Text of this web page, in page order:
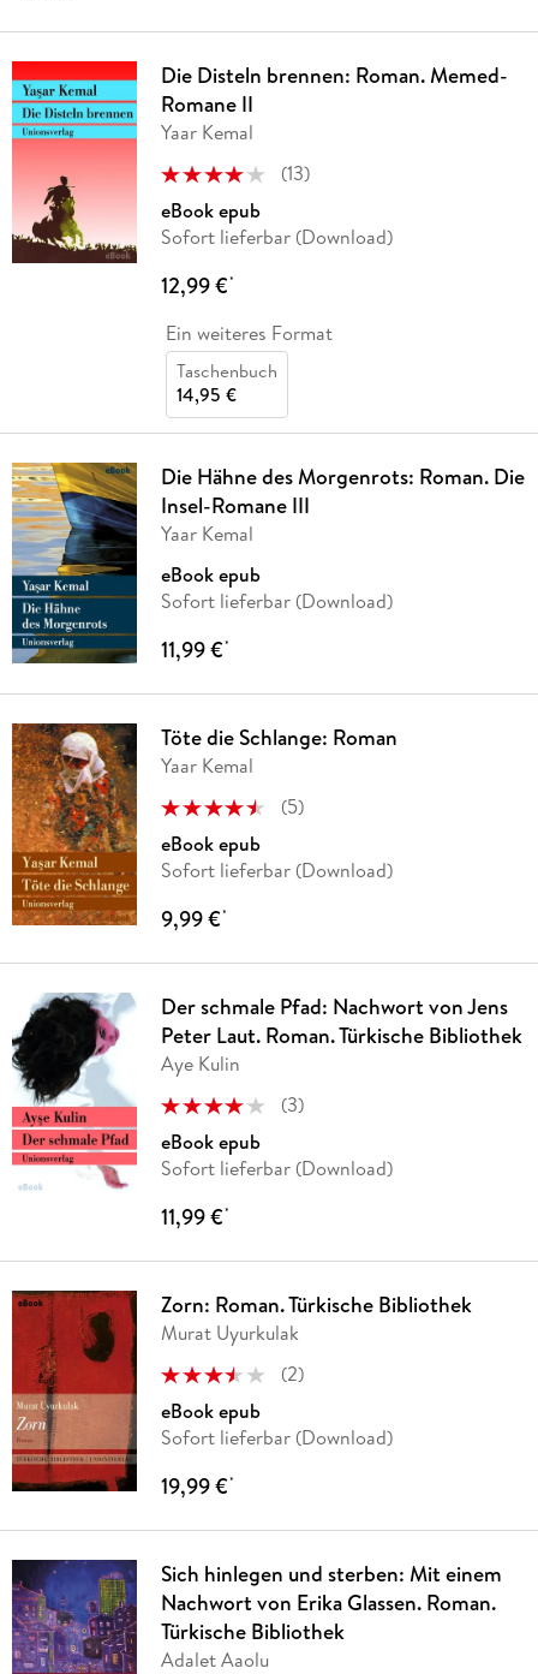
Die Disteln brennen: Roman. Memed-
Romane II
Yaar Kemal
(13)
eBook epub
Sofort lieferbar (Download)
12,99 €*
Ein weiteres Format
Taschenbuch
14,95 €
Die Hähne des Morgenrots: Roman. Die
Insel-Romane III
Yaar Kemal
eBook epub
Sofort lieferbar (Download)
11,99 €*
Töte die Schlange: Roman
Yaar Kemal
(5)
eBook epub
Sofort lieferbar (Download)
9,99 €*
Der schmale Pfad: Nachwort von Jens
Peter Laut. Roman. Türkische Bibliothek
Aye Kulin
(3)
eBook epub
Sofort lieferbar (Download)
11,99 €*
Zorn: Roman. Türkische Bibliothek
Murat Uyurkulak
(2)
eBook epub
Sofort lieferbar (Download)
19,99 €*
Sich hinlegen und sterben: Mit einem
Nachwort von Erika Glassen. Roman.
Türkische Bibliothek
Adalet Aaolu